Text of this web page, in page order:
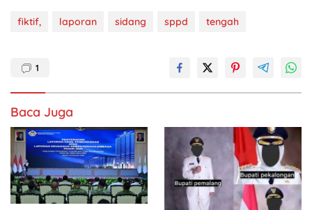
fiktif, laporan sidang sppd tengah
1
Baca Juga